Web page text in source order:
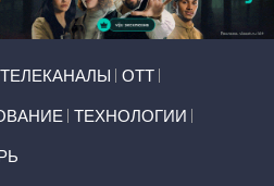
ТЕЛЕКАНАЛЫ ОТТ
ТЕХНОЛОГИИ